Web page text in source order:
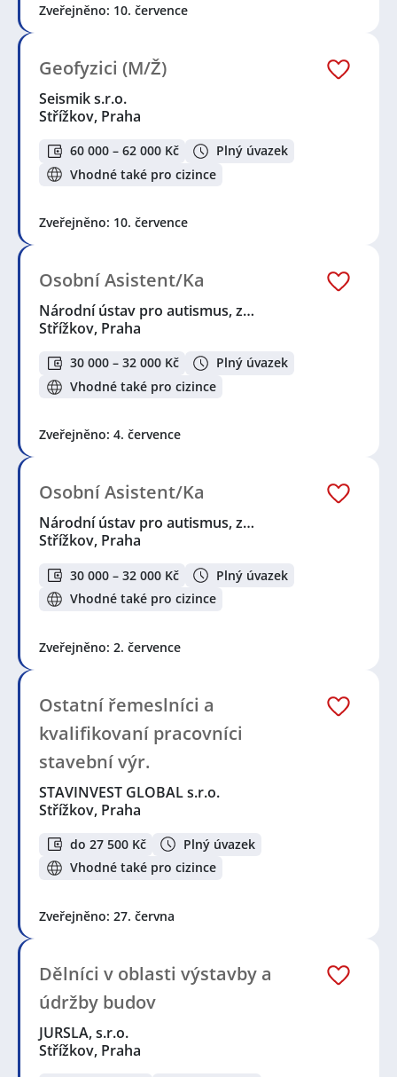
Zveřejněno: 10. července
Geofyzici (M/Ž)
Seismik s.r.o.
Střížkov, Praha
60 000 – 62 000 Kč
Plný úvazek
Vhodné také pro cizince
Zveřejněno: 10. července
Osobní Asistent/Ka
Národní ústav pro autismus, z…
Střížkov, Praha
30 000 – 32 000 Kč
Plný úvazek
Vhodné také pro cizince
Zveřejněno: 4. července
Osobní Asistent/Ka
Národní ústav pro autismus, z…
Střížkov, Praha
30 000 – 32 000 Kč
Plný úvazek
Vhodné také pro cizince
Zveřejněno: 2. července
Ostatní řemeslníci a
kvalifikovaní pracovníci
stavební výr.
STAVINVEST GLOBAL s.r.o.
Střížkov, Praha
do 27 500 Kč
Plný úvazek
Vhodné také pro cizince
Zveřejněno: 27. června
Dělníci v oblasti výstavby a
údržby budov
JURSLA, s.r.o.
Střížkov, Praha